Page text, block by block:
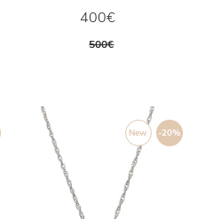
400€
500€
-20%
New